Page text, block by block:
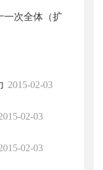
一次全体（扩
2015-02-03
02-03
02-03